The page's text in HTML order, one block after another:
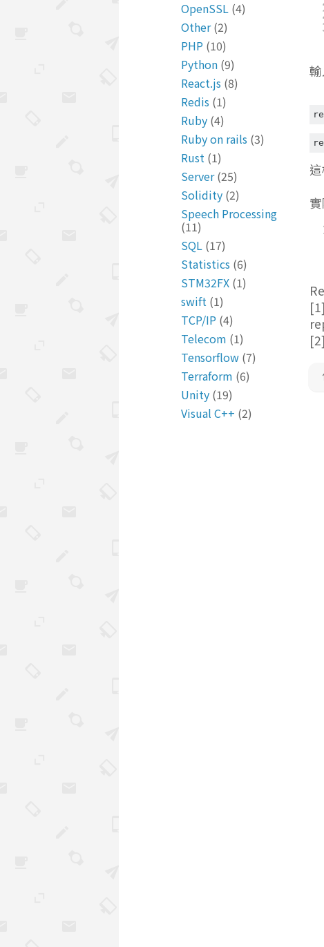
OpenSSL (4)
Other (2)
PHP (10)
Python (9)
React.js (8)
Redis (1)
Ruby (4)
Ruby on rails (3)
Rust (1)
Server (25)
Solidity (2)
Speech Processing
(11)
SQL (17)
Statistics (6)
STM32FX (1)
swift (1)
TCP/IP (4)
Telecom (1)
Tensorflow (7)
Terraform (6)
Unity (19)
Visual C++ (2)